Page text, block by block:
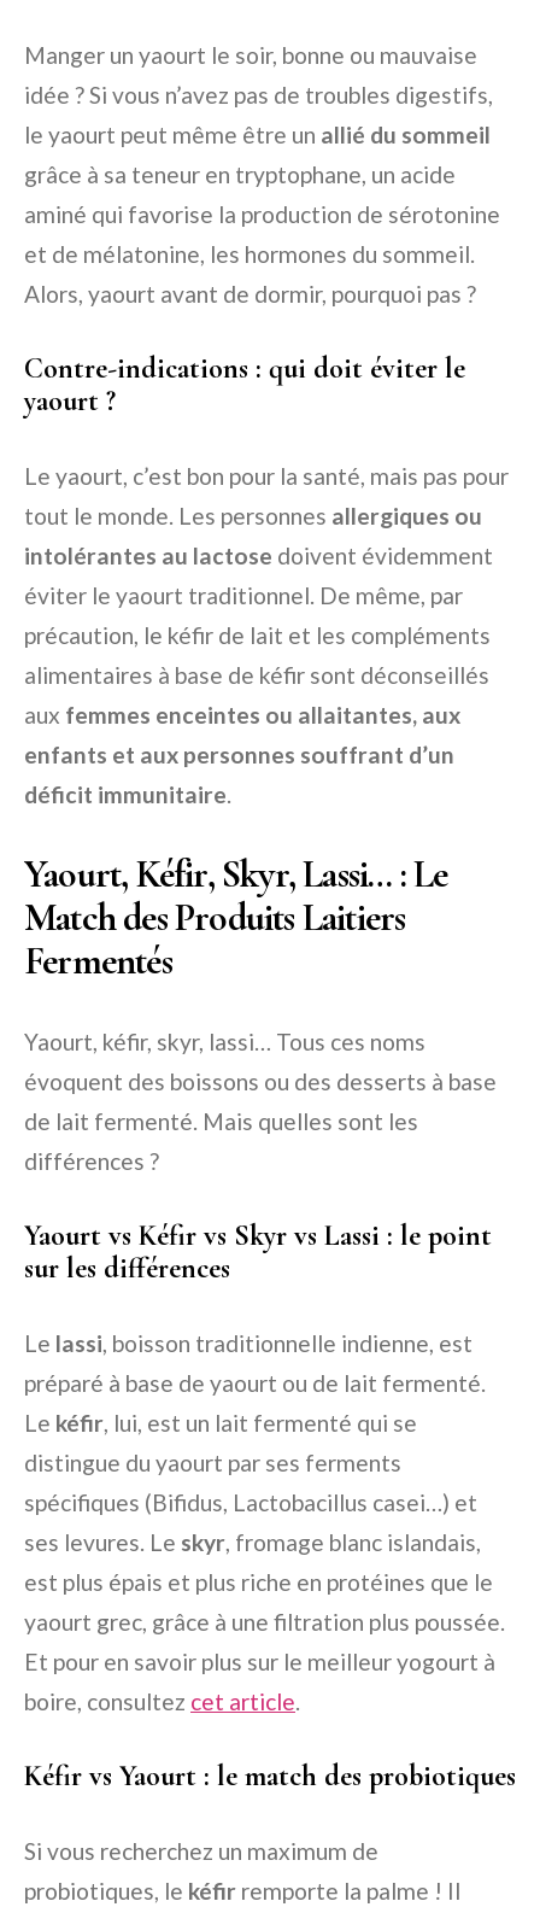
Manger un yaourt le soir, bonne ou mauvaise
idée ? Si vous n’avez pas de troubles digestifs,
le yaourt peut même être un allié du sommeil
grâce à sa teneur en tryptophane, un acide
aminé qui favorise la production de sérotonine
et de mélatonine, les hormones du sommeil.
Alors, yaourt avant de dormir, pourquoi pas ?
Contre-indications : qui doit éviter le
yaourt ?
Le yaourt, c’est bon pour la santé, mais pas pour
tout le monde. Les personnes allergiques ou
intolérantes au lactose doivent évidemment
éviter le yaourt traditionnel. De même, par
précaution, le kéfir de lait et les compléments
alimentaires à base de kéfir sont déconseillés
aux femmes enceintes ou allaitantes, aux
enfants et aux personnes souffrant d’un
déficit immunitaire.
Yaourt, Kéfir, Skyr, Lassi… : Le
Match des Produits Laitiers
Fermentés
Yaourt, kéfir, skyr, lassi… Tous ces noms
évoquent des boissons ou des desserts à base
de lait fermenté. Mais quelles sont les
différences ?
Yaourt vs Kéfir vs Skyr vs Lassi : le point
sur les différences
Le lassi, boisson traditionnelle indienne, est
préparé à base de yaourt ou de lait fermenté.
Le kéfir, lui, est un lait fermenté qui se
distingue du yaourt par ses ferments
spécifiques (Bifidus, Lactobacillus casei…) et
ses levures. Le skyr, fromage blanc islandais,
est plus épais et plus riche en protéines que le
yaourt grec, grâce à une filtration plus poussée.
Et pour en savoir plus sur le meilleur yogourt à
boire, consultez cet article.
Kéfir vs Yaourt : le match des probiotiques
Si vous recherchez un maximum de
probiotiques, le kéfir remporte la palme ! Il